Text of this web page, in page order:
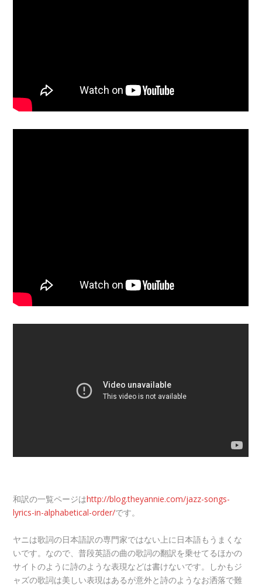
和訳の一覧ページはhttp://blog.theyannie.com/jazz-songs-
lyrics-in-alphabetical-order/です。
ヤニは歌詞の日本語訳の専門家ではない上に日本語もうまくな
いです。なので、普段英語の曲の歌詞の翻訳を乗せてるほかの
サイトのように詩のような表現などは書けないです。しかもジ
ャズの歌詞は美しい表現はあるが意外と詩のようなお洒落で難